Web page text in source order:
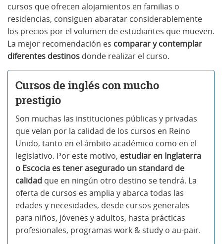
cursos que ofrecen alojamientos en familias o
residencias, consiguen abaratar considerablemente
los precios por el volumen de estudiantes que mueven.
La mejor recomendación es comparar y contemplar
diferentes destinos donde realizar el curso.
Cursos de inglés con mucho
prestigio
Son muchas las instituciones públicas y privadas
que velan por la calidad de los cursos en Reino
Unido, tanto en el ámbito académico como en el
legislativo. Por este motivo, estudiar en Inglaterra
o Escocia es tener asegurado un standard de
calidad que en ningún otro destino se tendrá. La
oferta de cursos es amplia y abarca todas las
edades y necesidades, desde cursos generales
para niños, jóvenes y adultos, hasta prácticas
profesionales, programas work & study o au-pair.